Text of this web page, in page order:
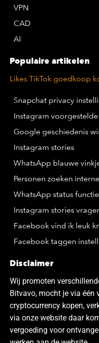
VPN
CAD
AI
Populaire artikelen
Likes TikTok goedkoop
Snapchat privacy
Instagram
Google geschiedenis
Instagram stories
WhatsApp blauwe
Personen zoeken
WhatsApp status functie
Instagram stories
Facebook vind ik leuk
Facebook taggen
Disclaimer
Wij promoten
Bitvavo, mocht je via één
cryptocurrency kopen,
via onze website daar
vergoeding voor